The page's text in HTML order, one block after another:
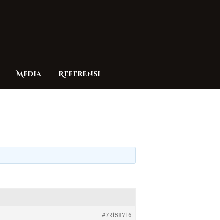
Media Referensi
#72158716